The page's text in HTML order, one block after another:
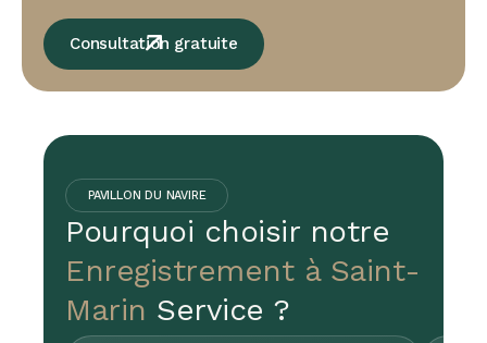
Consultation gratuite
PAVILLON DU NAVIRE
Pourquoi choisir notre
Enregistrement à Saint-
Marin Service ?